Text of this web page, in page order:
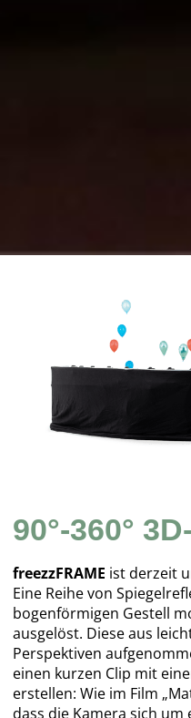
90°-360°
freezzFRAME ist derzeit
Eine Reihe von
bogenförmigen Gestell
ausgelöst. Diese aus
Perspektiven
einen kurzen Clip mit
erstellen: Wie im Film
dass die Kamera sich um